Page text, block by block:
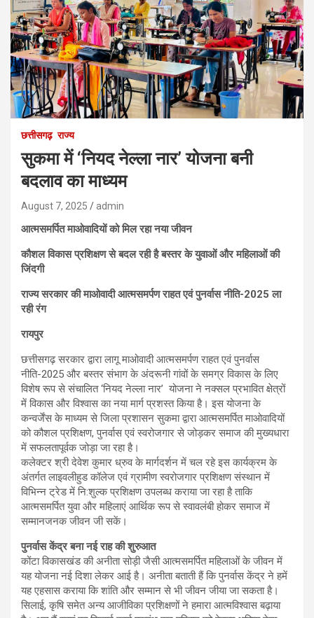
छत्तीसगढ़ राज्य
सुकमा में ‘नियद नेल्ला नार’ योजना बनी
बदलाव का माध्यम
August 7, 2025 admin
आत्मसमर्पित माओवादियों को मिल रहा नया जीवन
कौशल विकास प्रशिक्षण से बदल रही है बस्तर के युवाओं और महिलाओं की
जिंदगी
राज्य सरकार की माओवादी आत्मसमर्पण राहत एवं पुनर्वास नीति-2025 ला
रही रंग
रायपुर
छत्तीसगढ़ सरकार द्वारा लागू माओवादी आत्मसमर्पण राहत एवं पुनर्वास
नीति-2025 और बस्तर संभाग के अंदरूनी गांवों के समग्र विकास के लिए
विशेष रूप से संचालित ‘नियद नेल्ला नार’ योजना ने नक्सल प्रभावित क्षेत्रों
में विकास और विश्वास का नया मार्ग प्रशस्त किया है। इस योजना के
कन्वर्जेंस के माध्यम से जिला प्रशासन सुकमा द्वारा आत्मसमर्पित माओवादियों
को कौशल प्रशिक्षण, पुनर्वास एवं स्वरोजगार से जोड़कर समाज की मुख्यधारा
में सफलतापूर्वक जोड़ा जा रहा है।
कलेक्टर श्री देवेश कुमार ध्रुव के मार्गदर्शन में चल रहे इस कार्यक्रम के
अंतर्गत लाइवलीहुड कॉलेज एवं ग्रामीण स्वरोजगार प्रशिक्षण संस्थान में
विभिन्न ट्रेड में नि:शुल्क प्रशिक्षण उपलब्ध कराया जा रहा है ताकि
आत्मसमर्पित युवा और महिलाएं आर्थिक रूप से स्वावलंबी होकर समाज में
सम्मानजनक जीवन जी सकें।
पुनर्वास केंद्र बना नई राह की शुरुआत
कोंटा विकासखंड की अनीता सोड़ी जैसी आत्मसमर्पित महिलाओं के जीवन में
यह योजना नई दिशा लेकर आई है। अनीता बताती हैं कि पुनर्वास केंद्र ने हमें
यह एहसास कराया कि शांति और सम्मान से भी जीवन जीया जा सकता है।
सिलाई, कृषि समेत अन्य आजीविका प्रशिक्षणों ने हमारा आत्मविश्वास बढ़ाया